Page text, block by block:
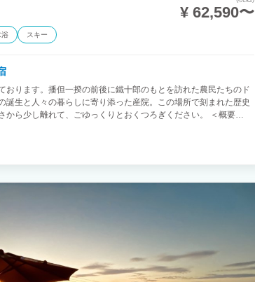
¥ 62,590〜
浴 スキー
おります。播但一揆の前後に鐵十郎のもとを訪れた農民たちのド
誕生と人々の暮らしに寄り添った産院。この場所で刻まれた歴史
から少し離れて、ごゆっくりとおくつろぎください。 ＜概要
ニックパン ひと粒